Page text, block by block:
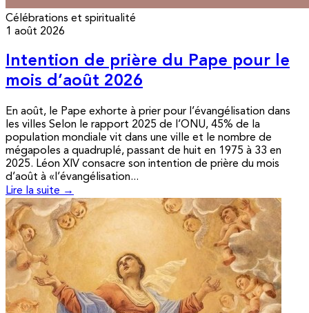
Célébrations et spiritualité
1 août 2026
Intention de prière du Pape pour le
mois d’août 2026
En août, le Pape exhorte à prier pour l’évangélisation dans
les villes Selon le rapport 2025 de l’ONU, 45% de la
population mondiale vit dans une ville et le nombre de
mégapoles a quadruplé, passant de huit en 1975 à 33 en
2025. Léon XIV consacre son intention de prière du mois
d’août à «l’évangélisation...
Lire la suite →